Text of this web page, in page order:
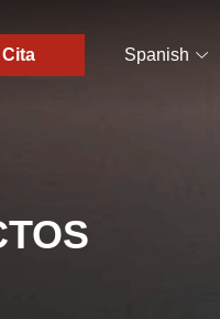
Cita Spanish